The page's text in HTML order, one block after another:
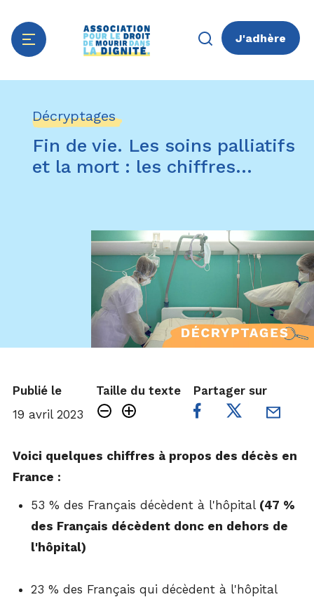
contenu
principal
J'adhère
Décryptages
Fin de vie. Les soins palliatifs
et la mort : les chiffres...
Publié le
19 avril 2023
Taille du texte Partager sur
Voici quelques chiffres à propos des décès en
France :
53 % des Français décèdent à l'hôpital (47 %
des Français décèdent donc en dehors de
l'hôpital)
23 % des Français qui décèdent à l'hôpital